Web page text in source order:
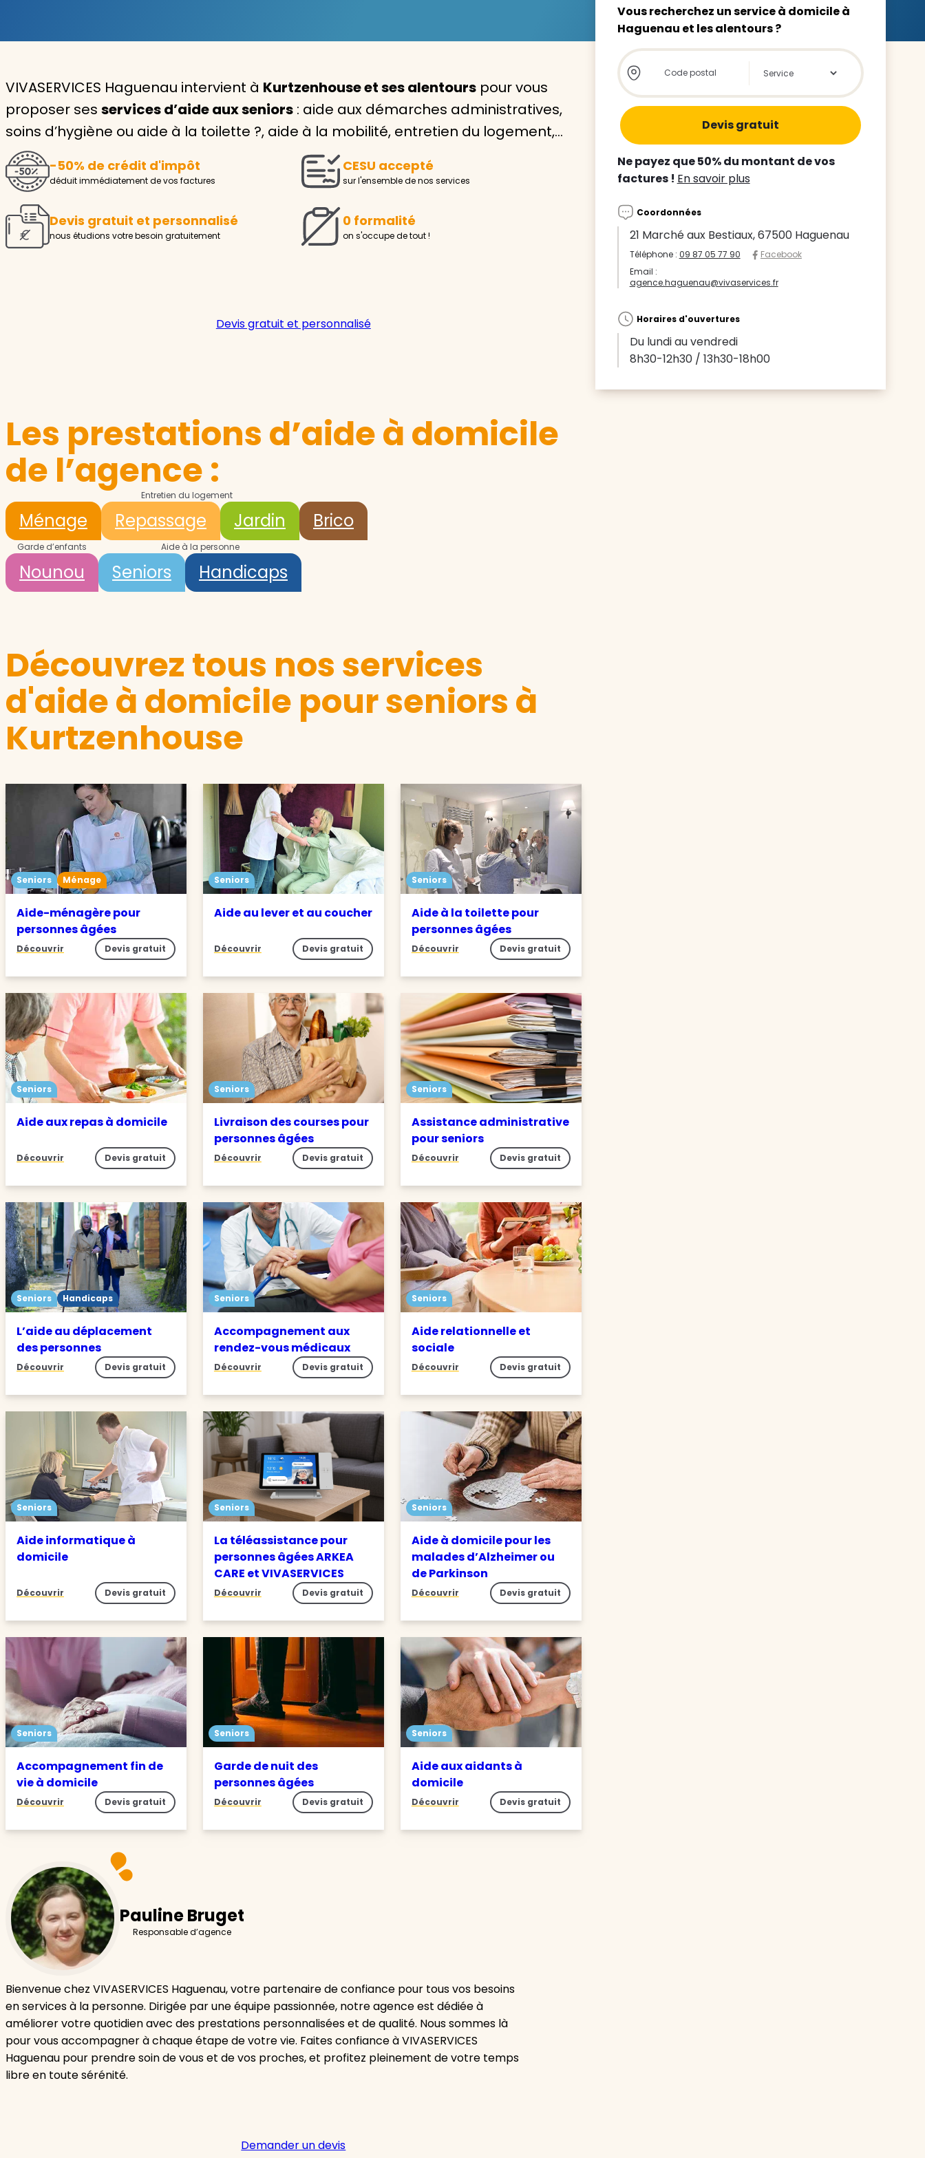
Aide à la personne
Seniors
Handicaps
Voir tous les services
Avec VIVASERVICES, trouvez le
service à domicile qui vous
Pour l’entretien de votre logement, la garde de votre enfant
ou l’accompagnement d’un parent, nos intervenants à
Demander un devis gratuit
Trouver mon agence
VIVASERVICES Haguenau intervient à Kurtzenhouse et ses alentours pour vous
proposer ses services d’aide aux seniors : aide aux démarches administratives,
soins d’hygiène ou aide à la toilette ?, aide à la mobilité, entretien du logement,…
-50% de crédit d'impôt
déduit immédiatement de vos factures
CESU accepté
sur l'ensemble de nos services
Devis gratuit et personnalisé
nous étudions votre besoin gratuitement
0 formalité
on s'occupe de tout !
Devis gratuit et personnalisé
Les prestations d’aide à domicile
de l’agence :
Entretien du logement
Ménage Repassage Jardin Brico
Garde d’enfants
Nounou
Aide à la personne
Seniors Handicaps
Découvrez tous nos services
d'aide à domicile pour seniors à
Kurtzenhouse
Seniors Ménage
Aide-ménagère pour
personnes âgées
Découvrir Devis gratuit
Seniors
Aide au lever et au coucher
Découvrir Devis gratuit
Seniors
Aide à la toilette pour
personnes âgées
Découvrir Devis gratuit
Seniors
Aide aux repas à domicile
Découvrir Devis gratuit
Seniors
Livraison des courses pour
personnes âgées
Découvrir Devis gratuit
Seniors
Assistance administrative
pour seniors
Découvrir Devis gratuit
Seniors Handicaps
L’aide au déplacement
des personnes
Découvrir Devis gratuit
Seniors
Accompagnement aux
rendez-vous médicaux
Découvrir Devis gratuit
Seniors
Aide relationnelle et
sociale
Découvrir Devis gratuit
Seniors
Aide informatique à
domicile
Découvrir Devis gratuit
Seniors
La téléassistance pour
personnes âgées ARKEA
CARE et VIVASERVICES
Découvrir Devis gratuit
Seniors
Aide à domicile pour les
malades d’Alzheimer ou
de Parkinson
Découvrir Devis gratuit
Seniors
Accompagnement fin de
vie à domicile
Découvrir Devis gratuit
Seniors
Garde de nuit des
personnes âgées
Découvrir Devis gratuit
Seniors
Aide aux aidants à
domicile
Découvrir Devis gratuit
Pauline Bruget
Responsable d’agence
Bienvenue chez VIVASERVICES Haguenau, votre partenaire de confiance pour tous vos besoins
en services à la personne. Dirigée par une équipe passionnée, notre agence est dédiée à
améliorer votre quotidien avec des prestations personnalisées et de qualité. Nous sommes là
pour vous accompagner à chaque étape de votre vie. Faites confiance à VIVASERVICES
Haguenau pour prendre soin de vous et de vos proches, et profitez pleinement de votre temps
libre en toute sérénité.
Demander un devis
Vous recherchez un service à domicile à
Haguenau et les alentours ?
Store locator global - Autocompletion
Rechercher
Ne payez que 50% du montant de vos
factures ! En savoir plus
Coordonnées
21 Marché aux Bestiaux, 67500 Haguenau
Téléphone : 09 87 05 77 90
Facebook
Email :
agence.haguenau@vivaservices.fr
Horaires d'ouvertures
Du lundi au vendredi
8h30-12h30 / 13h30-18h00